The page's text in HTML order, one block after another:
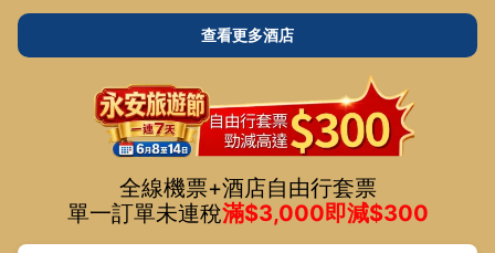
查看更多酒店
全線機票+酒店自由行套票
單一訂單未連稅滿$3,000即減$300